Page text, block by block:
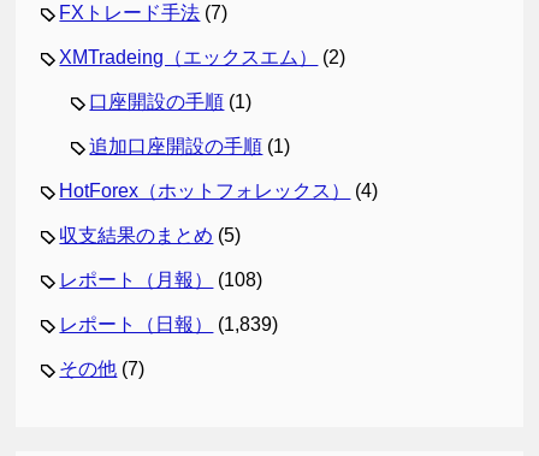
FXトレード手法 (7)
XMTradeing（エックスエム） (2)
口座開設の手順 (1)
追加口座開設の手順 (1)
HotForex（ホットフォレックス） (4)
収支結果のまとめ (5)
レポート（月報） (108)
レポート（日報） (1,839)
その他 (7)